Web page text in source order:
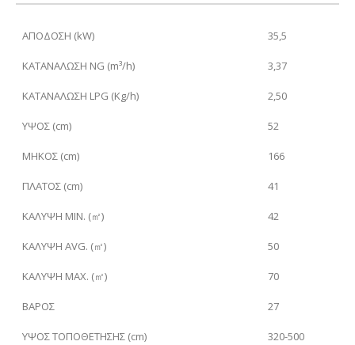
ΑΠΟΔΟΣΗ (kW) 35,5
ΚΑΤΑΝΑΛΩΣΗ NG (m³/h) 3,37
ΚΑΤΑΝΑΛΩΣΗ LPG (Kg/h) 2,50
ΥΨΟΣ (cm) 52
ΜΗΚΟΣ (cm) 166
ΠΛΑΤΟΣ (cm) 41
ΚΑΛΥΨΗ MIN. (㎡) 42
ΚΑΛΥΨΗ AVG. (㎡) 50
ΚΑΛΥΨΗ MAX. (㎡) 70
ΒΑΡΟΣ 27
ΥΨΟΣ ΤΟΠΟΘΕΤΗΣΗΣ (cm) 320-500